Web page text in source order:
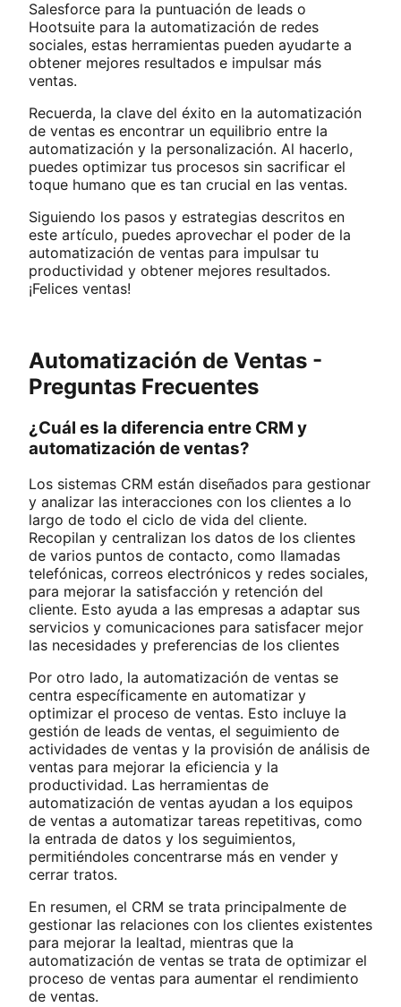
Salesforce para la puntuación de leads o
Hootsuite para la automatización de redes
sociales, estas herramientas pueden ayudarte a
obtener mejores resultados e impulsar más
ventas.
Recuerda, la clave del éxito en la automatización
de ventas es encontrar un equilibrio entre la
automatización y la personalización. Al hacerlo,
puedes optimizar tus procesos sin sacrificar el
toque humano que es tan crucial en las ventas.
Siguiendo los pasos y estrategias descritos en
este artículo, puedes aprovechar el poder de la
automatización de ventas para impulsar tu
productividad y obtener mejores resultados.
¡Felices ventas!
Automatización de Ventas -
Preguntas Frecuentes
¿Cuál es la diferencia entre CRM y
automatización de ventas?
Los sistemas CRM están diseñados para gestionar
y analizar las interacciones con los clientes a lo
largo de todo el ciclo de vida del cliente.
Recopilan y centralizan los datos de los clientes
de varios puntos de contacto, como llamadas
telefónicas, correos electrónicos y redes sociales,
para mejorar la satisfacción y retención del
cliente. Esto ayuda a las empresas a adaptar sus
servicios y comunicaciones para satisfacer mejor
las necesidades y preferencias de los clientes
Por otro lado, la automatización de ventas se
centra específicamente en automatizar y
optimizar el proceso de ventas. Esto incluye la
gestión de leads de ventas, el seguimiento de
actividades de ventas y la provisión de análisis de
ventas para mejorar la eficiencia y la
productividad. Las herramientas de
automatización de ventas ayudan a los equipos
de ventas a automatizar tareas repetitivas, como
la entrada de datos y los seguimientos,
permitiéndoles concentrarse más en vender y
cerrar tratos​.​
En resumen, el CRM se trata principalmente de
gestionar las relaciones con los clientes existentes
para mejorar la lealtad, mientras que la
automatización de ventas se trata de optimizar el
proceso de ventas para aumentar el rendimiento
de ventas.